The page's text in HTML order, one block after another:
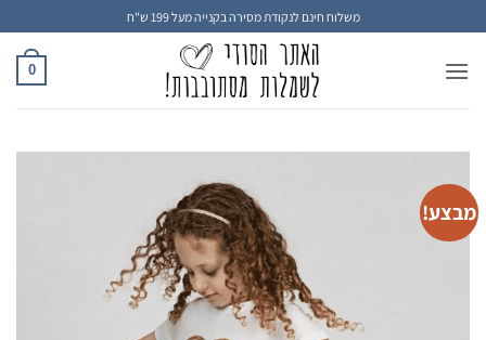
to
content
משלוח חינם לנקודת מסירה בקנייה מעל 199 ש"ח
0
מבצע!